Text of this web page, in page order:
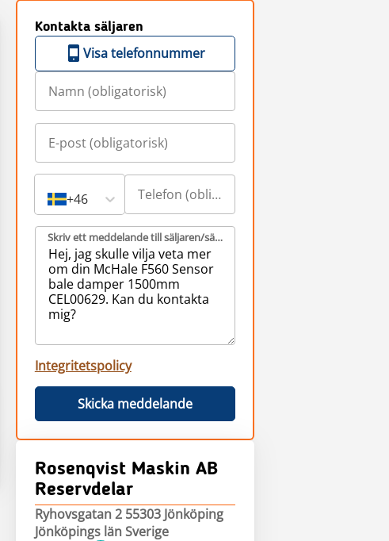
Kontakta säljaren
Visa telefonnummer
+46
Skriv ett meddelande till säljaren/säljarna (obligatorisk)
Integritetspolicy
Skicka meddelande
Rosenqvist Maskin AB
Reservdelar
Ryhovsgatan 2 55303 Jönköping
Jönköpings län Sverige